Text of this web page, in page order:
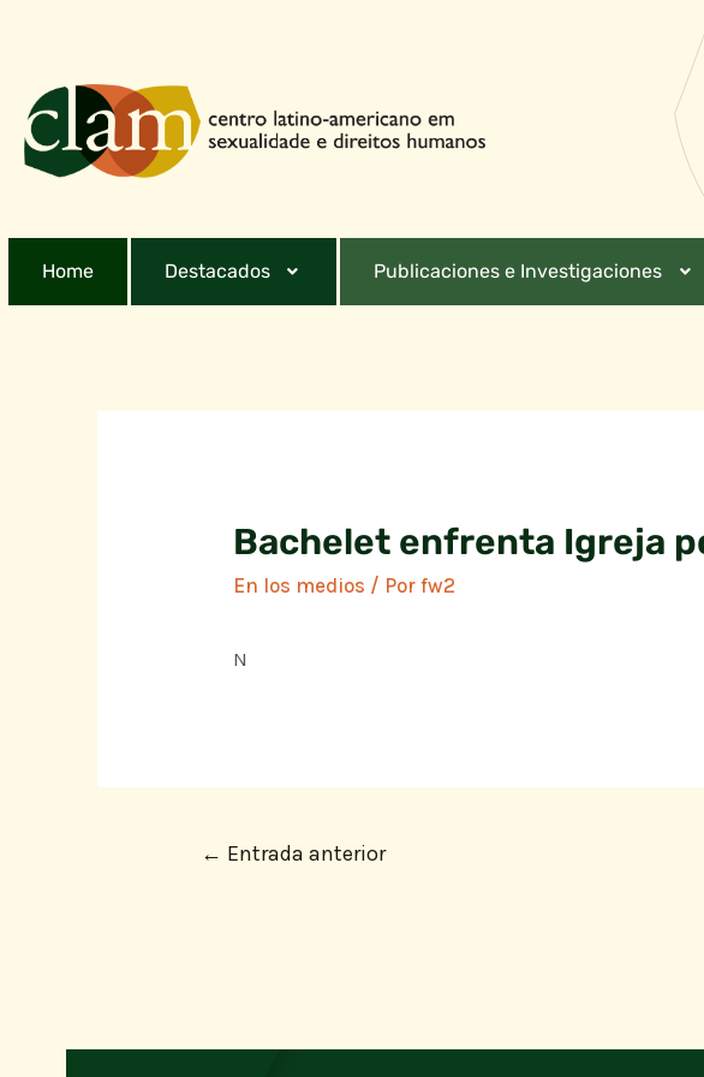
Home Destacados Publicaciones e Investigaciones
Bachelet enfrenta Igreja
En los medios / Porfw2
N
← Entrada anterior